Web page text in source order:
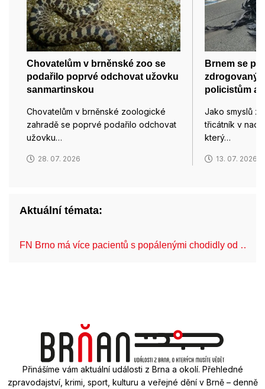
Chovatelům v brněnské zoo se
podařilo poprvé odchovat užovku
sanmartinskou
Chovatelům v brněnské zoologické
zahradě se poprvé podařilo odchovat
užovku…
28. 07. 2026
Brnem se
zdrogovaný
policistům a
Jako smyslů
třicátník v
který…
13. 07. 2026
Aktuální témata:
FN Brno má více pacientů s popálenými chodidly od …
Přinášíme vám aktuální události z Brna a okolí. Přehledné
zpravodajství, krimi, sport, kulturu a veřejné dění v Brně – denně